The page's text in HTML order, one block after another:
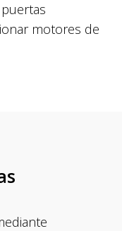
motores de